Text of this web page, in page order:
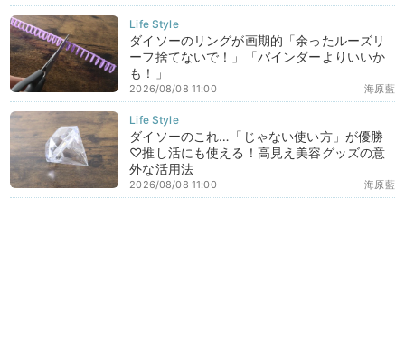
ダイソーのリングが画期的「余ったルーズリ
ーフ捨てないで！」「バインダーよりいいか
も！」
海原藍
2026/08/08 11:00
ダイソーのこれ…「じゃない使い方」が優勝
♡推し活にも使える！高見え美容グッズの意
外な活用法
海原藍
2026/08/08 11:00